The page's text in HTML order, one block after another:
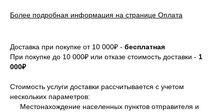
Более подробная информация на странице Оплата
Доставка при покупке от 10 000₽ - бесплатная
При покупке до 10 000₽ или отказе стоимость доставки - 1
000₽
Стоимость услуги доставки рассчитывается с учетом
нескольких параметров:
Местонахождение населенных пунктов отправителя и